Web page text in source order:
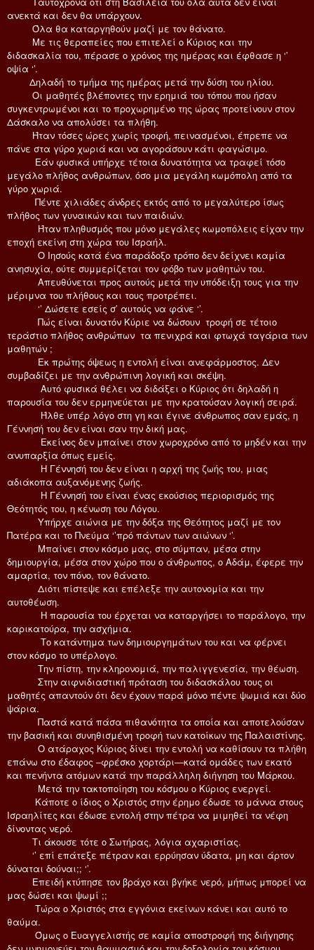
ανεκτά και δεν θα υπάρχουν.
Όλα θα καταργηθούν μαζί με τον θάνατο.
Με τις θεραπείες που επιτελεί ο Κύριος και την
διδασκαλία του, πέρασε ο χρόνος της ημέρας και έφθασε η ‘’
οψία ‘’.
Δηλαδή το τμήμα της ημέρας μετά την δύση του ηλίου.
Οι μαθητές βλέποντες την ερημιά του τόπου που ήσαν
συγκεντρωμένοι και το προχωρημένο της ώρας προτείνουν στον
Δάσκαλο να απολύσει τα πλήθη.
Ήταν τόσες ώρες χωρίς τροφή, πεινασμένοι, έπρεπε να
πάνε στα γύρο χωριά και να αγοράσουν κάτι φαγώσιμο.
Εάν φυσικά υπήρχε τέτοια δυνατότητα να τραφεί τόσο
μεγάλο πλήθος ανθρώπων, όσο μια μεγάλη κωμόπολη από τα
γύρο χωριά.
Πέντε χιλιάδες άνδρες εκτός από το μεγαλύτερο ίσως
πλήθος των γυναικών και των παιδιών.
Ήταν πληθυσμός που μόνο μεγάλες κωμοπόλεις είχαν την
εποχή εκείνη στη χώρα του Ισραήλ.
Ο Ιησούς κατά ένα παράδοξο τρόπο δεν δείχνει καμία
ανησυχία, ούτε συμμερίζεται τον φόβο των μαθητών του.
Απευθύνεται προς αυτούς μετά την υπόδειξη τους για την
μέριμνα του πλήθους και τους προτρέπει.
‘’ Δώσετε εσείς σ’ αυτούς να φάνε ‘’.
Πώς είναι δυνατόν Κύριε να δώσουν τροφή σε τέτοιο
τεράστιο πλήθος ανθρώπων τα πενιχρά και φτωχά ταγάρια των
μαθητών ;
Εκ πρώτης όψεως η εντολή είναι ανεφάρμοστος. Δεν
συμβαδίζει με την ανθρώπινη λογική και σκέψη.
Αυτό φυσικά θέλει να διδάξει ο Κύριος ότι δηλαδή η
παρουσία του δεν ερμηνεύεται με την κρατούσαν λογική σειρά.
Ήλθε υπέρ λόγο στη γη και έγινε άνθρωπος σαν εμάς, η
Γέννησή του δεν είναι σαν την δική μας.
Εκείνος δεν μπαίνει στον χωροχρόνο από το μηδέν και την
ανυπαρξία όπως εμείς.
Η Γέννησή του δεν είναι η αρχή της ζωής του, μιας
αδιάκοπα αυξανόμενης ζωής.
Η Γέννησή του είναι ένας εκούσιος περιορισμός της
Θεότητός του, η κένωση του Λόγου.
Υπήρχε αιώνια με την δόξα της Θεότητος μαζί με τον
Πατέρα και το Πνεύμα ‘’πρό πάντων των αιώνων ‘’.
Μπαίνει στον κόσμο μας, στο σύμπαν, μέσα στην
δημιουργία, μέσα στον χώρο που ο άνθρωπος, ο Αδάμ, έφερε την
αμαρτία, τον πόνο, τον θάνατο.
Διότι πίστεψε και επέλεξε την αυτονομία και την
αυτοθέωση.
Η παρουσία του έρχεται να καταργήσει το παράλογο, την
καρικατούρα, την ασχήμια.
Το κατάντημα των δημιουργημάτων του και να φέρνει
στον κόσμο το υπέρλογο.
Την πίστη, την κληρονομιά, την παλιγγενεσία, την θέωση.
Στην αιφνιδιαστική πρόταση του διδασκάλου τους οι
μαθητές απαντούν ότι δεν έχουν παρά μόνο πέντε ψωμιά και δύο
ψάρια.
Παστά κατά πάσα πιθανότητα τα οποία και αποτελούσαν
την βασική και συνηθισμένη τροφή των κατοίκων της Παλαιστίνης.
Ο ατάραχος Κύριος δίνει την εντολή να καθίσουν τα πλήθη
επάνω στο έδαφος –φρέσκο χορτάρι—κατά ομάδες των εκατό
και πενήντα ατόμων κατά την παράλληλη διήγηση του Μάρκου.
Μετά την τακτοποίηση του κόσμου ο Κύριος ενεργεί.
Κάποτε ο ίδιος ο Χριστός στην έρημο έδωσε το μάννα στους
Ισραηλίτες και έδωσε εντολή στην πέτρα να μιμηθεί τα νέφη
δίνοντας νερό.
Τι άκουσε τότε ο Σωτήρας, λόγια αχαριστίας.
‘’ επί επάτεξε πέτραν και ερρύησαν ύδατα, μη και άρτον
δύναται δούναι;; ‘’.
Επειδή κτύπησε τον βράχο και βγήκε νερό, μήπως μπορεί να
μας δώσει και ψωμί ;;
Τώρα ο Χριστός στα εγγόνια εκείνων κάνει και αυτό το
θαύμα.
Όμως ο Ευαγγελιστής σε καμία αποστροφή της διήγησης